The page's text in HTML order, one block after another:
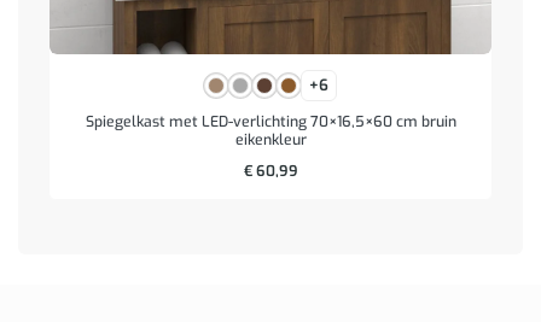
+6
Spiegelkast met LED-verlichting 70×16,5×60 cm bruin
eikenkleur
€60,99